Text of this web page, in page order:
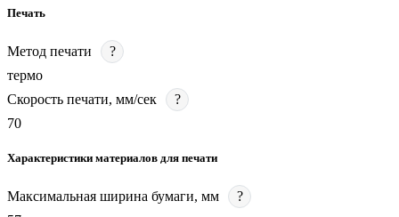
Печать
Метод печати
?
термо
Скорость печати, мм/сек
?
70
Характеристики материалов для печати
Максимальная ширина бумаги, мм
?